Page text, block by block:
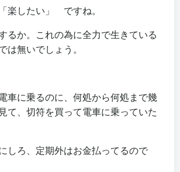
楽したい」 ですね。
るか。これの為に全力で生きている
は無いでしょう。
車に乗るのに、何処から何処まで幾
て、切符を買って電車に乗っていた
しろ、定期外はお金払ってるので